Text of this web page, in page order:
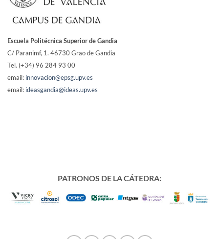
Escuela Politécnica Superior de Gandia
C/ Paranimf, 1. 46730 Grao de Gandia
Tel. (+34) 96 284 93 00
email: innovacion@epsg.upv.es
email: ideasgandia@ideas.upv.es
PATRONOS DE LA CÁTEDRA: